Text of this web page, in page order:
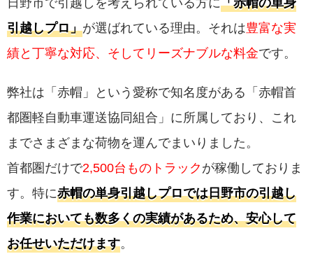
引越しプロ」が選ばれている理由。それは豊富な実
績と丁寧な対応、そしてリーズナブルな料金です。
弊社は「赤帽」という愛称で知名度がある「赤帽首
都圏軽自動車運送協同組合」に所属しており、これ
までさまざまな荷物を運んでまいりました。
首都圏だけで2,500台ものトラック が稼働しておりま
す。特に赤帽の単身引越しプロでは日野市の引越し
作業においても数多くの実績があるため、安心して
お任せいただけます。